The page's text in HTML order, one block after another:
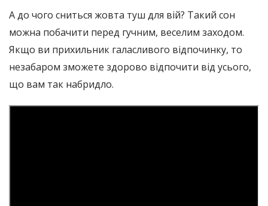
А до чого сниться жовта туш для вій? Такий сон
можна побачити перед гучним, веселим заходом.
Якщо ви прихильник галасливого відпочинку, то
незабаром зможете здорово відпочити від усього,
що вам так набридло.